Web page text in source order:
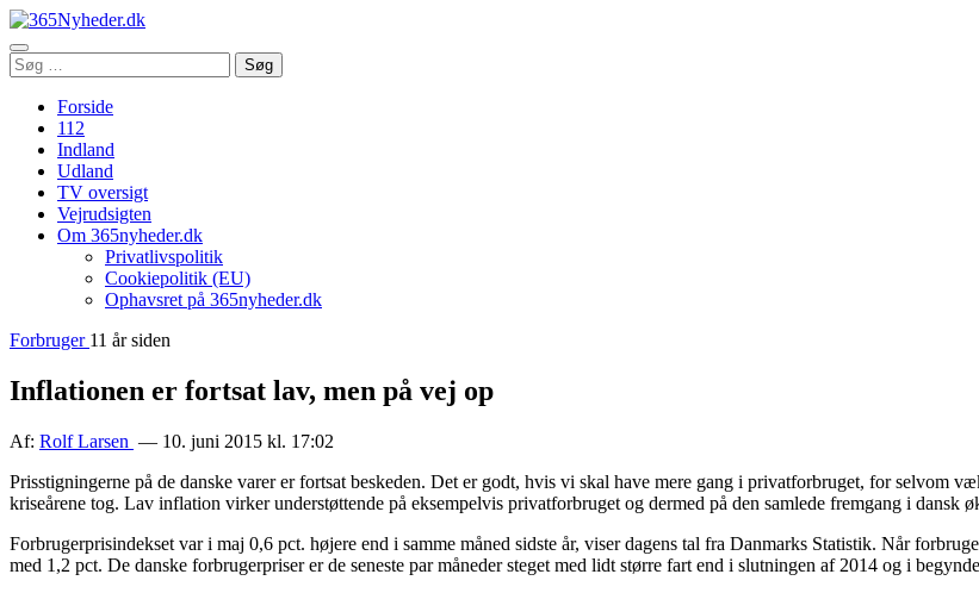
Åbn
menu
Søg
efter:
Søg
Forside
112
Indland
Udland
TV oversigt
Vejrudsigten
Om 365nyheder.dk
Privatlivspolitik
Cookiepolitik (EU)
Ophavsret på 365nyheder.dk
Forbruger 11 år siden
Inflationen er fortsat lav, men på vej op
Af: Rolf Larsen — 10. juni 2015 kl. 17:02
Prisstigningerne på de danske varer er fortsat beskeden. Det er godt, hvis vi skal have mere gang i privatforbruget, for selvom
kriseårene tog. Lav inflation virker understøttende på eksempelvis privatforbruget og dermed på den samlede fremgang i dansk
Forbrugerprisindekset var i maj 0,6 pct. højere end i samme måned sidste år, viser dagens tal fra Danmarks Statistik. Når
med 1,2 pct. De danske forbrugerpriser er de seneste par måneder steget med lidt større fart end i slutningen af 2014 og i